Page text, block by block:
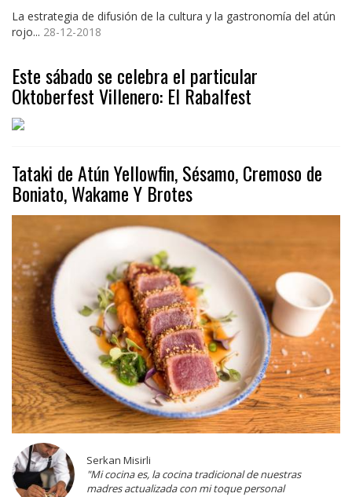
La estrategia de difusión de la cultura y la gastronomía del atún
rojo... 28-12-2018
Este sábado se celebra el particular
Oktoberfest Villenero: El Rabalfest
Tataki de Atún Yellowfin, Sésamo, Cremoso de
Boniato, Wakame Y Brotes
Serkan Misirli
"Mi cocina es, la cocina tradicional de nuestras
madres actualizada con mi toque personal